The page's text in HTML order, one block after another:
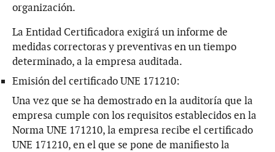
organización.
La Entidad Certificadora exigirá un informe de
medidas correctoras y preventivas en un tiempo
determinado, a la empresa auditada.
Emisión del certificado UNE 171210:
Una vez que se ha demostrado en la auditoría que la
empresa cumple con los requisitos establecidos en la
Norma UNE 171210, la empresa recibe el certificado
UNE 171210, en el que se pone de manifiesto la